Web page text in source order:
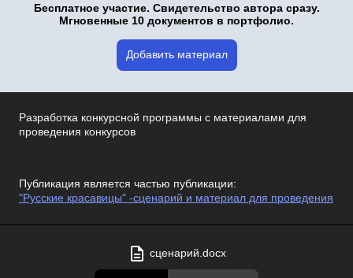
Бесплатное участие. Свидетельство автора сразу.
Мгновенные 10 документов в портфолио.
Добавить материал
Разработка конкурсной программы с материалами для
проведения конкурсов
Публикация является частью публикации:
"Русские красавицы" -сценарий и материал для проведения
сценарий.docx